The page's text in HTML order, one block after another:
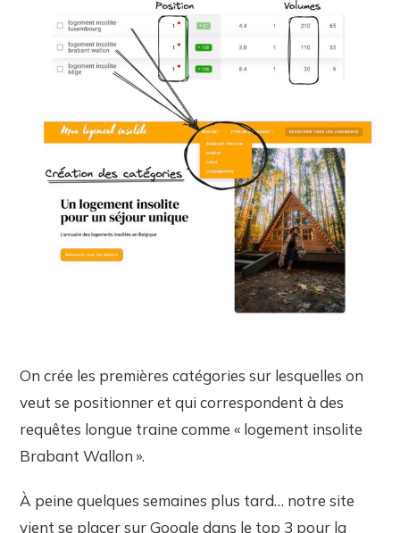
On crée les premières catégories sur lesquelles on
veut se positionner et qui correspondent à des
requêtes longue traine comme « logement insolite
Brabant Wallon ».
À peine quelques semaines plus tard… notre site
vient se placer sur Google dans le top 3 pour la